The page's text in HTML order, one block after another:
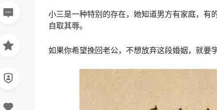
小三是一种特别的存在，她知道男方有家庭，有
自取其辱。
如果你希望挽回老公，不想放弃这段婚姻，就要